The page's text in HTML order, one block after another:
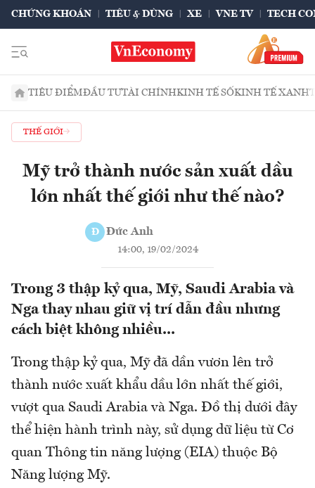
CHỨNG KHOÁN TIÊU & DÙNG XE VNE TV TECH
TIÊU ĐIỂMĐẦU TƯTÀI CHÍNHKINH TẾ SỐKINH TẾ XANH
THẾ GIỚI
Mỹ trở thành nước sản xuất dầu
lớn nhất thế giới như thế nào?
Đ Đức Anh
14:00, 19/02/2024
Trong 3 thập kỷ qua, Mỹ, Saudi Arabia và
Nga thay nhau giữ vị trí dẫn đầu nhưng
cách biệt không nhiều...
Trong thập kỷ qua, Mỹ đã dần vươn lên trở
thành nước xuất khẩu dầu lớn nhất thế giới,
vượt qua Saudi Arabia và Nga. Đồ thị dưới đây
thể hiện hành trình này, sử dụng dữ liệu từ Cơ
quan Thông tin năng lượng (EIA) thuộc Bộ
Năng lượng Mỹ.